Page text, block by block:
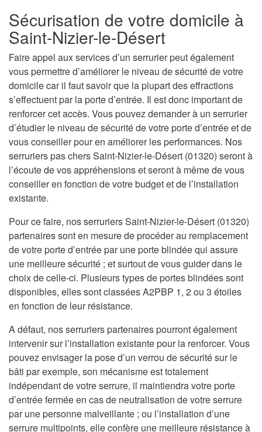
Sécurisation de votre domicile à
Saint-Nizier-le-Désert
Faire appel aux services d’un serrurier peut également
vous permettre d’améliorer le niveau de sécurité de votre
domicile car il faut savoir que la plupart des effractions
s’effectuent par la porte d’entrée. Il est donc important de
renforcer cet accès. Vous pouvez demander à un serrurier
d’étudier le niveau de sécurité de votre porte d’entrée et de
vous conseiller pour en améliorer les performances. Nos
serruriers pas chers Saint-Nizier-le-Désert (01320) seront à
l’écoute de vos appréhensions et seront à même de vous
conseiller en fonction de votre budget et de l’installation
existante.
Pour ce faire, nos serruriers Saint-Nizier-le-Désert (01320)
partenaires sont en mesure de procéder au remplacement
de votre porte d’entrée par une porte blindée qui assure
une meilleure sécurité ; et surtout de vous guider dans le
choix de celle-ci. Plusieurs types de portes blindées sont
disponibles, elles sont classées A2PBP 1, 2 ou 3 étoiles
en fonction de leur résistance.
A défaut, nos serruriers partenaires pourront également
intervenir sur l’installation existante pour la renforcer. Vous
pouvez envisager la pose d’un verrou de sécurité sur le
bâti par exemple, son mécanisme est totalement
indépendant de votre serrure, il maintiendra votre porte
d’entrée fermée en cas de neutralisation de votre serrure
par une personne malveillante ; ou l’installation d’une
serrure multipoints, elle confère une meilleure résistance à